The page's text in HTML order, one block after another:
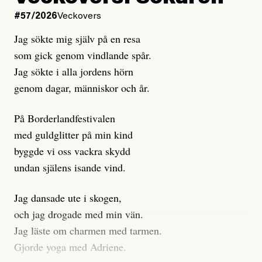
Dagens ETC arbetar med ”opålitliga källor” för att
klickbete är inte intressant för Dagens ETC.
Journalistiken är låst. En klatschig men korrekt rubrik
gör förhoppningsvis att en nyfiken beställer
prenumeration, men den avslutas sekunder senare om
dessa granskningar på olika källor, alltifrån domar till
en mängd intervjupersoner, inklusive generös
möjlighet att bemöta för såväl personen vars motiv att
engagera sig i Palestinarörelsen ifrågasätts som de
grupper där Säpo-resursen samlade in uppgifter.
Researchen är grundlig.
Möjligen är det egentligen inte journalistikens metod
som stör?
#57/2026Veckovers
Jag sökte mig själv på en resa
som gick genom vindlande spår.
Jag sökte i alla jordens hörn
genom dagar, människor och år.
På Borderlandfestivalen
med guldglitter på min kind
byggde vi oss vackra skydd
undan själens isande vind.
Jag dansade ute i skogen,
och jag drogade med min vän.
Jag läste om charmen med tarmen.
Gjorde yoga med Adriene.